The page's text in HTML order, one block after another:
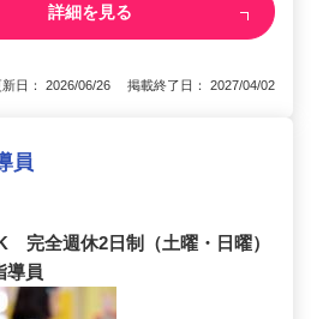
詳細を見る
新日： 2026/06/26 掲載終了日： 2027/04/02
員
完全週休2日制（土曜・日曜）
導員